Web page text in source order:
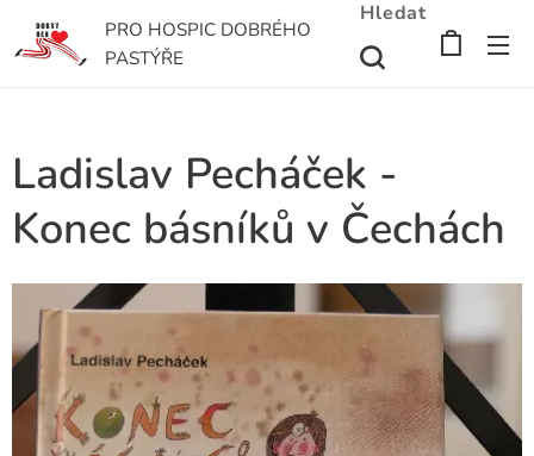
PRO HOSPIC DOBRÉHO
PASTÝŘE
Hledat
Ladislav Pecháček -
Konec básníků v Čechách